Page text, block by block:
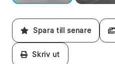
Spara till senare
Skriv ut